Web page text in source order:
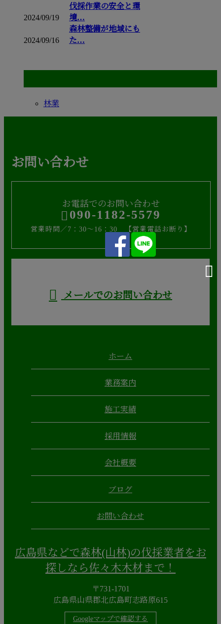
2024/09/19
伐採作業の安全と環
境…
2024/09/16
森林整備が地域にも
た…
林業
お問い合わせ
お電話でのお問い合わせ
090-1182-5579
営業時間／7：30～16：30 【営業電話お断り】
メールでのお問い合わせ
ホーム
業務案内
施工実績
採用情報
会社概要
ブログ
お問い合わせ
広島県などで森林(山林)の伐採業者をお
探しなら佐々木木材まで！
〒731-1701
広島県山県郡北広島町志路原615
Googleマップで確認する